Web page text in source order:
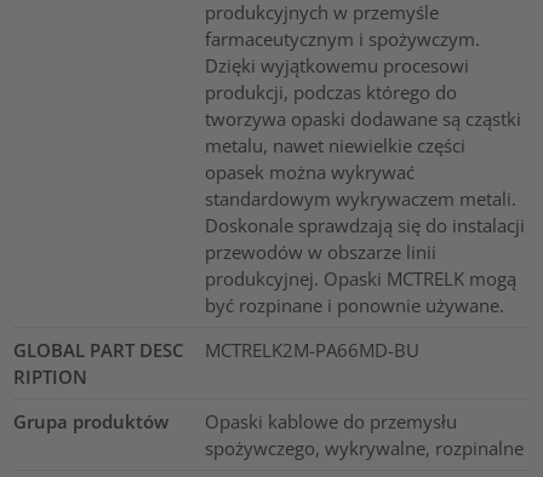
produkcyjnych w przemyśle
farmaceutycznym i spożywczym.
Dzięki wyjątkowemu procesowi
produkcji, podczas którego do
tworzywa opaski dodawane są cząstki
metalu, nawet niewielkie części
opasek można wykrywać
standardowym wykrywaczem metali.
Doskonale sprawdzają się do instalacji
przewodów w obszarze linii
produkcyjnej. Opaski MCTRELK mogą
być rozpinane i ponownie używane.
GLOBAL PART DESC
RIPTION
MCTRELK2M-PA66MD-BU
Grupa produktów
Opaski kablowe do przemysłu
spożywczego, wykrywalne, rozpinalne